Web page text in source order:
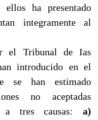
ha presentado
integramente al
el Tribunal de Ias
introducido en el
se han estimado
no aceptadas
a tres causas: a)